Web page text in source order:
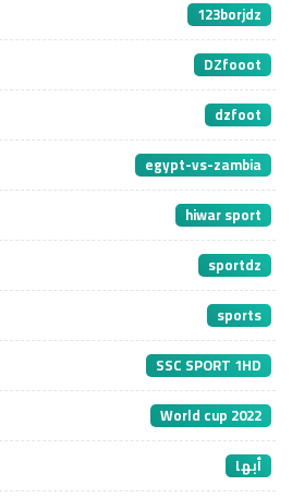
123borjdz
DZfooot
dzfoot
egypt-vs-zambia
hiwar sport
sportdz
sports
SSC SPORT 1HD
World cup 2022
أبها